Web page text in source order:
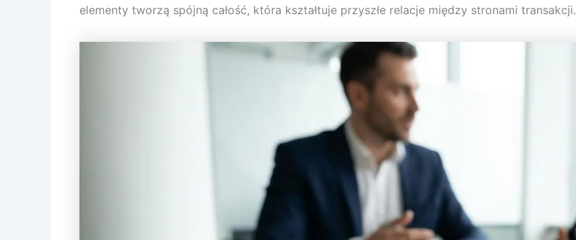
elementy tworzą spójną całość, która kształtuje przyszłe relacje między stronami transakcji.